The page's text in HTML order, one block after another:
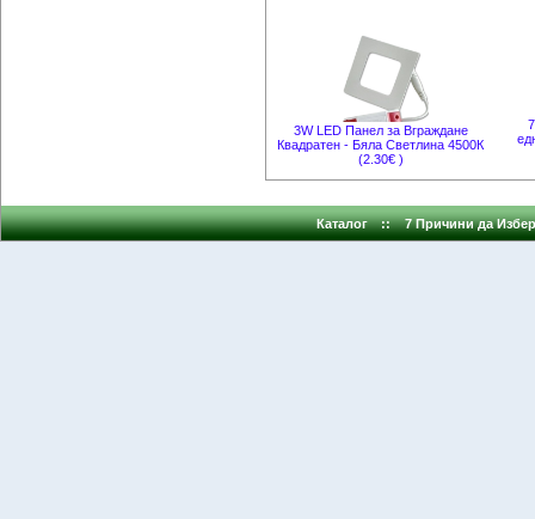
3W LED Панел за Вграждане
Квадратен - Бяла Светлина 4500К
(2.30€ )
Каталог :: 7 Причини да